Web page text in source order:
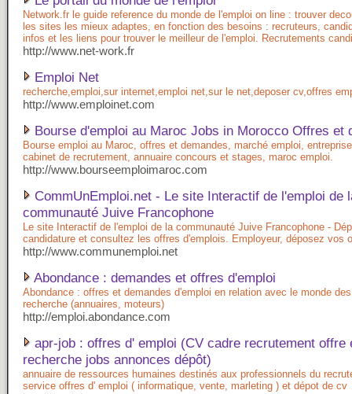
Network.fr le guide reference du monde de l'emploi on line : trouver
les sites les mieux adaptes, en fonction des besoins : recruteurs,
infos et les liens pour trouver le meilleur de l'emploi. Recrutements
http://www.net-work.fr
Emploi Net
recherche,emploi,sur internet,emploi net,sur le net,deposer cv,offres
http://www.emploinet.com
Bourse d'emploi au Maroc Jobs in Morocco Offres et
Bourse emploi au Maroc, offres et demandes, marché emploi,
cabinet de recrutement, annuaire concours et stages, maroc emploi.
http://www.bourseemploimaroc.com
CommUnEmploi.net - Le site Interactif de l'emploi de
communauté Juive Francophone
Le site Interactif de l'emploi de la communauté Juive Francophone -
candidature et consultez les offres d'emplois. Employeur, déposez vos
http://www.communemploi.net
Abondance : demandes et offres d'emploi
Abondance : offres et demandes d'emploi en relation avec le monde
recherche (annuaires, moteurs)
http://emploi.abondance.com
apr-job : offres d' emploi (CV cadre recrutement offre
recherche jobs annonces dépôt)
annuaire de ressources humaines destinés aux professionnels du
service offres d' emploi ( informatique, vente, marleting ) et dépot de cv